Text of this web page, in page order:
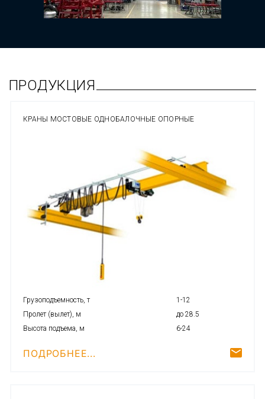
ПРОДУКЦИЯ
КРАНЫ МОСТОВЫЕ ОДНОБАЛОЧНЫЕ ОПОРНЫЕ
Грузоподъемность, т
1-12
Пролет (вылет), м
до 28.5
Высота подъема, м
6-24
ПОДРОБНЕЕ...